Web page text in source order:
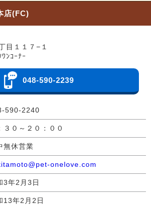
店(FC)
目１１７−１
ﾝｺｰﾅｰ
048-590-2239
590-2240
３０～２０：００
無休営業
onelove.com
3年2月3日
13年2月2日